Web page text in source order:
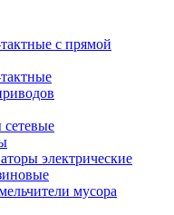
с прямой
сетевые
электрические
мусора